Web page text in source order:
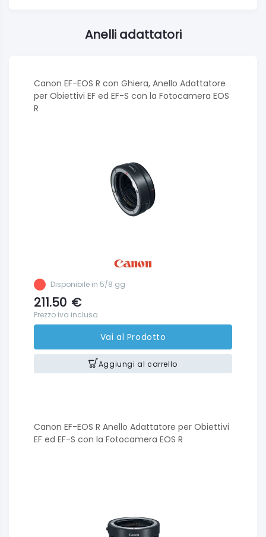
Anelli adattatori
Canon EF-EOS R con Ghiera, Anello Adattatore
per Obiettivi EF ed EF-S con la Fotocamera EOS
R
Disponibile in 5/8 gg
211.50 €
Prezzo iva inclusa
Vai al Prodotto
Aggiungi al carrello
Canon EF-EOS R Anello Adattatore per Obiettivi
EF ed EF-S con la Fotocamera EOS R